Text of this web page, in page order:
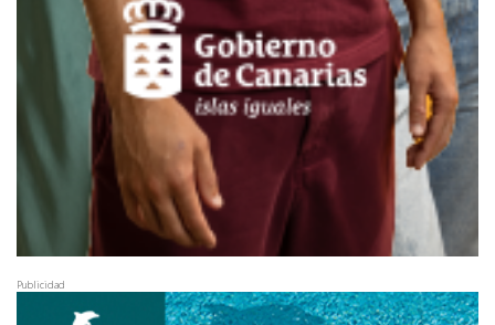
Publicidad